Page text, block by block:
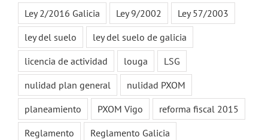
Ley 2/2016 Galicia Ley 9/2002
Ley 57/2003
ley del suelo
ley del suelo de galicia
licencia de actividad
louga
LSG
nulidad plan general
nulidad PXOM
planeamiento
PXOM Vigo
reforma fiscal 2015
Reglamento
Reglamento Galicia